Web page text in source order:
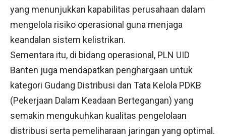
yang menunjukkan kapabilitas perusahaan dalam
mengelola risiko operasional guna menjaga
keandalan sistem kelistrikan.
Sementara itu, di bidang operasional, PLN UID
Banten juga mendapatkan penghargaan untuk
kategori Gudang Distribusi dan Tata Kelola PDKB
(Pekerjaan Dalam Keadaan Bertegangan) yang
semakin mengukuhkan kualitas pengelolaan
distribusi serta pemeliharaan jaringan yang optimal.